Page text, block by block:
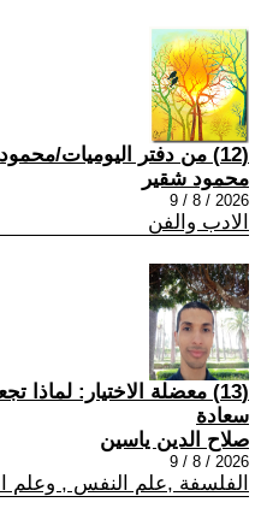
(12) من دفتر اليوميات/محمود شقير71
محمود شقير
2026 / 8 / 9
الادب والفن
(13) معضلة الاختيار: لماذا
سعادة
صلاح الدين ياسين
2026 / 8 / 9
الفلسفة ,علم النفس , وعلم